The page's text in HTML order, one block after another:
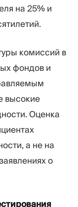
на 25% и
комиссий в
фондов и
высокие
Оценка
а не на
о